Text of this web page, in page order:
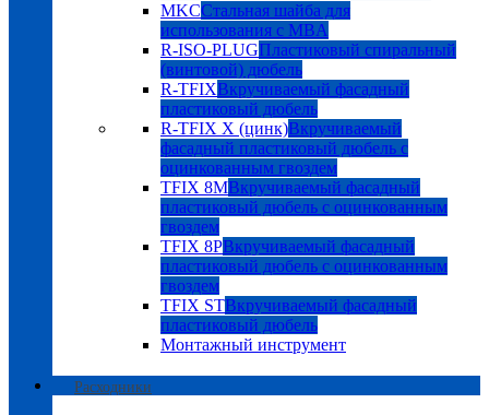
MKCСтальная шайба для
использования с MBA
R-ISO-PLUGПластиковый спиральный
(винтовой) дюбель
R-TFIXВкручиваемый фасадный
пластиковый дюбель
R-TFIX X (цинк)Вкручиваемый
фасадный пластиковый дюбель с
оцинкованным гвоздем
TFIX 8MВкручиваемый фасадный
пластиковый дюбель с оцинкованным
гвоздем
TFIX 8PВкручиваемый фасадный
пластиковый дюбель с оцинкованным
гвоздем
TFIX STВкручиваемый фасадный
пластиковый дюбель
Монтажный инструмент
Расходники